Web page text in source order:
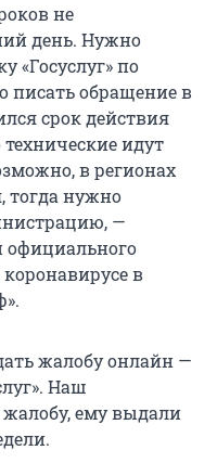
не
день. Нужно
«Госуслуг» по
писать обращение в
срок действия
идут
в регионах
тогда нужно
—
официального
в
жалобу онлайн —
Наш
ему выдали